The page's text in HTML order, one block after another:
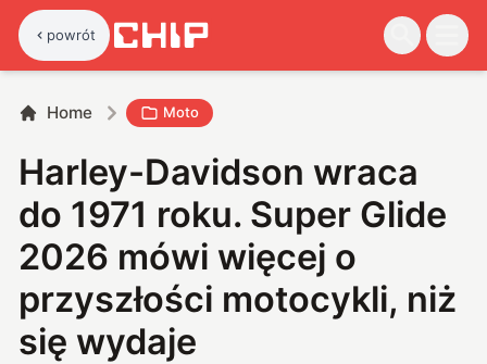
powrót
Home Moto
Harley-Davidson wraca
do 1971 roku. Super Glide
2026 mówi więcej o
przyszłości motocykli, niż
się wydaje